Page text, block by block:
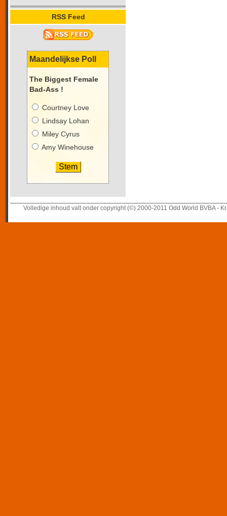
RSS Feed
Maandelijkse Poll
The Biggest Female
Bad-Ass !
Courtney Love
Lindsay Lohan
Miley Cyrus
Amy Winehouse
Volledige inhoud valt onder copyright (©) 2000-2011 Odd World BVBA -